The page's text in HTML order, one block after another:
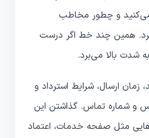
می‌کنید و چطور مخاطب
همین چند خط اگر درست
شدت بالا می‌برد.
ارسال، شرایط استرداد و
و شماره تماس. گذاشتن این
مثل صفحه خدمات، اعتماد